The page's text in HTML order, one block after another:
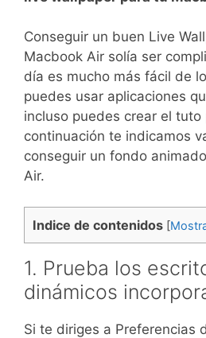
Conseguir un buen Live
Macbook Air solía ser
día es mucho más fácil de
puedes usar aplicaciones
incluso puedes crear el tuto
continuación te indicamos
conseguir un fondo
Air.
Indice de contenidos [
1. Prueba los
dinámicos
Si te diriges a Preferencias